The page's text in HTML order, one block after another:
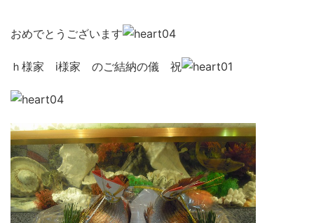
おめでとうございます
ｈ様家 i様家 のご結納の儀 祝